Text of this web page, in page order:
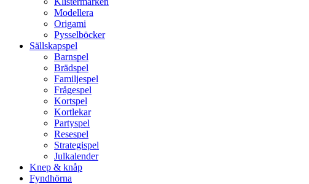
Modellera
Origami
Pysselböcker
Sällskapspel
Barnspel
Brädspel
Familjespel
Frågespel
Kortspel
Kortlekar
Partyspel
Resespel
Strategispel
Julkalender
Knep & knåp
Fyndhörna